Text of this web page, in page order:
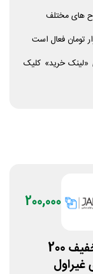
های مختلف
خرید» کلیک
200,000
کد تخفیف 200
غیراول